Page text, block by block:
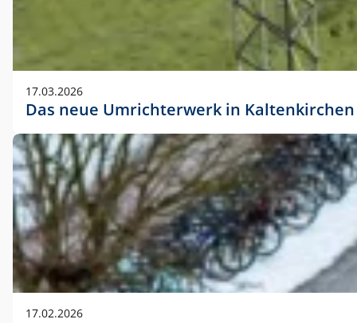
17.03.2026
Das neue Umrichterwerk in Kaltenkirchen
17.02.2026